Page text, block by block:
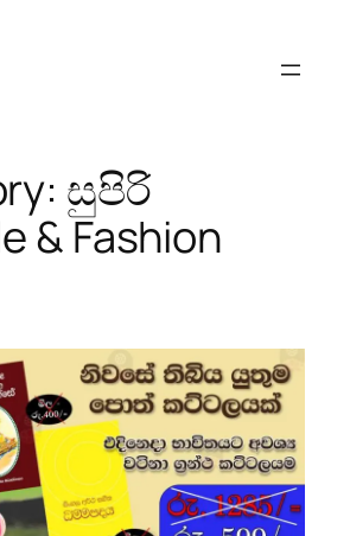
සුපිරි
& Fashion